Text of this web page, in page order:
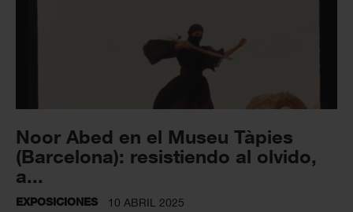
Noor Abed en el Museu Tàpies
(Barcelona): resistiendo al olvido,
a...
EXPOSICIONES 10 ABRIL 2025